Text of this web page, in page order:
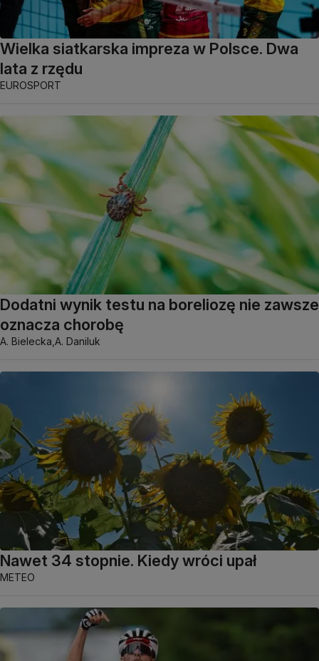
Wielka siatkarska impreza w Polsce. Dwa
lata z rzędu
EUROSPORT
Dodatni wynik testu na boreliozę nie zawsze
oznacza chorobę
A. Bielecka, A. Daniluk
Nawet 34 stopnie. Kiedy wróci upał
METEO